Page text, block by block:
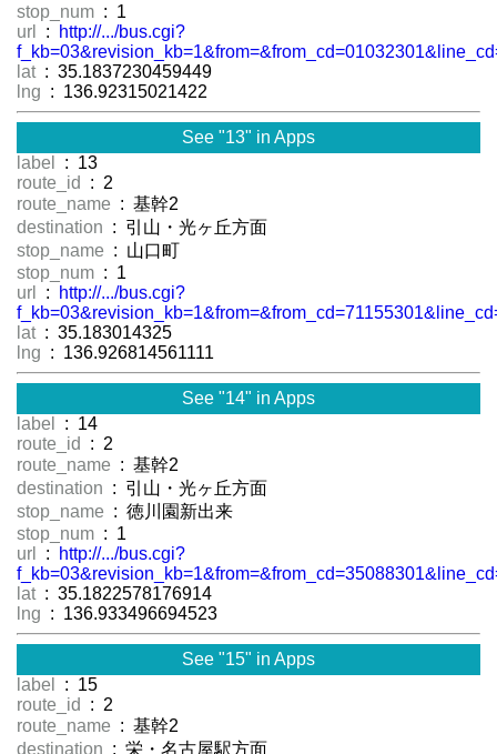
stop_num : 1
url
:
http://.../bus.cgi?
lat : 35.1837230459449
lng : 136.92315021422
See "13" in Apps
label
: 13
route_id
: 2
route_name : 基幹2
destination : 引山・光ヶ丘方面
stop_name : 山口町
stop_num : 1
url
:
http://.../bus.cgi?
lat : 35.183014325
lng : 136.926814561111
See "14" in Apps
label
: 14
route_id
: 2
route_name : 基幹2
destination : 引山・光ヶ丘方面
stop_name : 徳川園新出来
stop_num : 1
url
:
http://.../bus.cgi?
lat : 35.1822578176914
lng : 136.933496694523
See "15" in Apps
label
: 15
route_id
: 2
route_name : 基幹2
destination : 栄・名古屋駅方面